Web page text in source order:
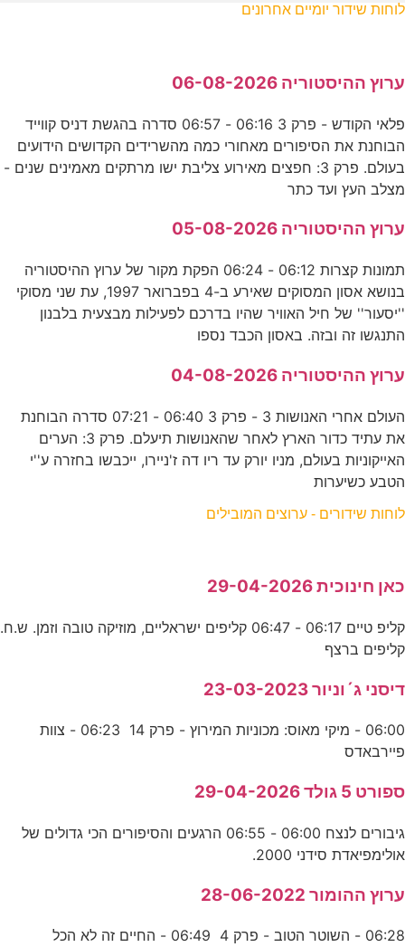
לוחות שידור יומיים אחרונים
ערוץ ההיסטוריה 06-08-2026
פלאי הקודש - פרק 3 06:16 - 06:57 סדרה בהגשת דניס קווייד
הבוחנת את הסיפורים מאחורי כמה מהשרידים הקדושים הידועים
בעולם. פרק 3: חפצים מאירוע צליבת ישו מרתקים מאמינים שנים -
מצלב העץ ועד כתר
ערוץ ההיסטוריה 05-08-2026
תמונות קצרות 06:12 - 06:24 הפקת מקור של ערוץ ההיסטוריה
בנושא אסון המסוקים שאירע ב-4 בפברואר 1997, עת שני מסוקי
''יסעור'' של חיל האוויר שהיו בדרכם לפעילות מבצעית בלבנון
התנגשו זה ובזה. באסון הכבד נספו
ערוץ ההיסטוריה 04-08-2026
העולם אחרי האנושות 3 - פרק 3 06:40 - 07:21 סדרה הבוחנת
את עתיד כדור הארץ לאחר שהאנושות תיעלם. פרק 3: הערים
האייקוניות בעולם, מניו יורק עד ריו דה ז'ניירו, ייכבשו בחזרה ע''י
הטבע כשיערות
לוחות שידורים - ערוצים המובילים
כאן חינוכית 29-04-2026
קליפ טיים 06:17 - 06:47 קליפים ישראליים, מוזיקה טובה וזמן. ש.ח.
קליפים ברצף
דיסני ג´וניור 23-03-2023
06:00 - מיקי מאוס: מכוניות המירוץ - פרק 14 06:23 - צוות
פיירבאדס
ספורט 5 גולד 29-04-2026
גיבורים לנצח 06:00 - 06:55 הרגעים והסיפורים הכי גדולים של
אולימפיאדת סידני 2000.
ערוץ ההומור 28-06-2022
06:28 - השוטר הטוב - פרק 4 06:49 - החיים זה לא הכל